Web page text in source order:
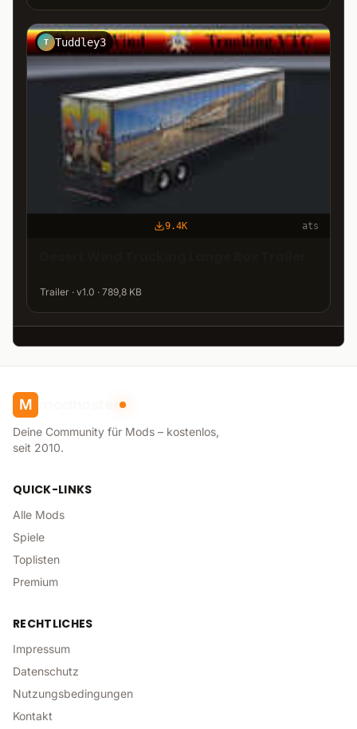
T Tuddley3
9.4K ats
Trailer · v1.0 · 789,8 KB
M
Deine Community für Mods – kostenlos,
seit 2010.
QUICK-LINKS
Alle Mods
Spiele
Toplisten
Premium
RECHTLICHES
Impressum
Datenschutz
Nutzungsbedingungen
Kontakt